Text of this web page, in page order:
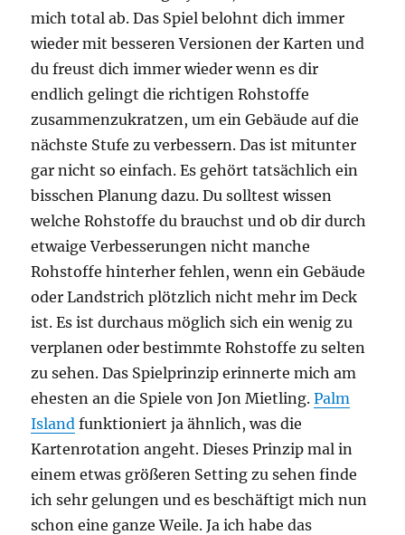
mich total ab. Das Spiel belohnt dich immer
wieder mit besseren Versionen der Karten und
du freust dich immer wieder wenn es dir
endlich gelingt die richtigen Rohstoffe
zusammenzukratzen, um ein Gebäude auf die
nächste Stufe zu verbessern. Das ist mitunter
gar nicht so einfach. Es gehört tatsächlich ein
bisschen Planung dazu. Du solltest wissen
welche Rohstoffe du brauchst und ob dir durch
etwaige Verbesserungen nicht manche
Rohstoffe hinterher fehlen, wenn ein Gebäude
oder Landstrich plötzlich nicht mehr im Deck
ist. Es ist durchaus möglich sich ein wenig zu
verplanen oder bestimmte Rohstoffe zu selten
zu sehen. Das Spielprinzip erinnerte mich am
ehesten an die Spiele von Jon Mietling.Palm
Island funktioniert ja ähnlich, was die
Kartenrotation angeht. Dieses Prinzip mal in
einem etwas größeren Setting zu sehen finde
ich sehr gelungen und es beschäftigt mich nun
schon eine ganze Weile. Ja ich habe das